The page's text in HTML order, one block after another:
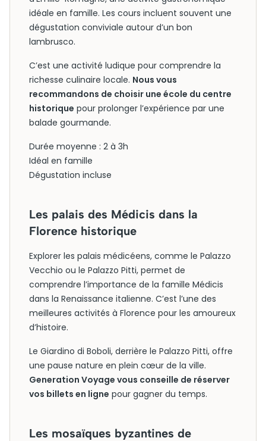
idéale en famille. Les cours incluent souvent une
dégustation conviviale autour d’un bon
lambrusco.
C’est une activité ludique pour comprendre la
richesse culinaire locale. Nous vous
recommandons de choisir une école du centre
historique pour prolonger l’expérience par une
balade gourmande.
Durée moyenne : 2 à 3h
Idéal en famille
Dégustation incluse
Les palais des Médicis dans la
Florence historique
Explorer les palais médicéens, comme le Palazzo
Vecchio ou le Palazzo Pitti, permet de
comprendre l’importance de la famille Médicis
dans la Renaissance italienne. C’est l’une des
meilleures activités à Florence pour les amoureux
d’histoire.
Le Giardino di Boboli, derrière le Palazzo Pitti, offre
une pause nature en plein cœur de la ville.
Generation Voyage vous conseille de réserver
vos billets en ligne pour gagner du temps.
Les mosaïques byzantines de